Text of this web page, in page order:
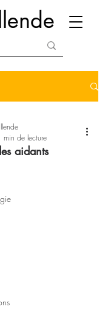
aidants
min de lecture